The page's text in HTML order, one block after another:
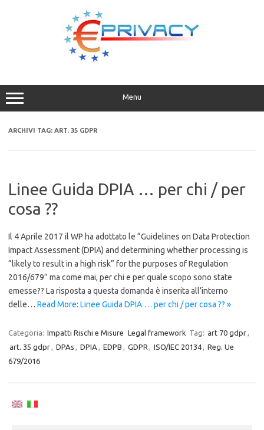
Menu
ARCHIVI TAG: ART. 35 GDPR
Linee Guida DPIA … per chi / per
cosa ??
Il 4 Aprile 2017 il WP ha adottato le “Guidelines on Data Protection
Impact Assessment (DPIA) and determining whether processing is
“likely to result in a high risk” for the purposes of Regulation
2016/679” ma come mai, per chi e per quale scopo sono state
emesse?? La risposta a questa domanda è inserita all’interno
delle… Read More: Linee Guida DPIA … per chi / per cosa ?? »
Categoria: Impatti Rischi e Misure Legal framework Tag: art 70 gdpr,
art. 35 gdpr, DPAs , DPIA , EDPB , GDPR , ISO/IEC 20134, Reg. Ue
679/2016